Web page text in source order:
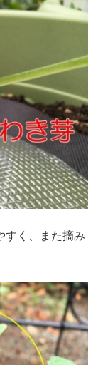
すく、また摘み